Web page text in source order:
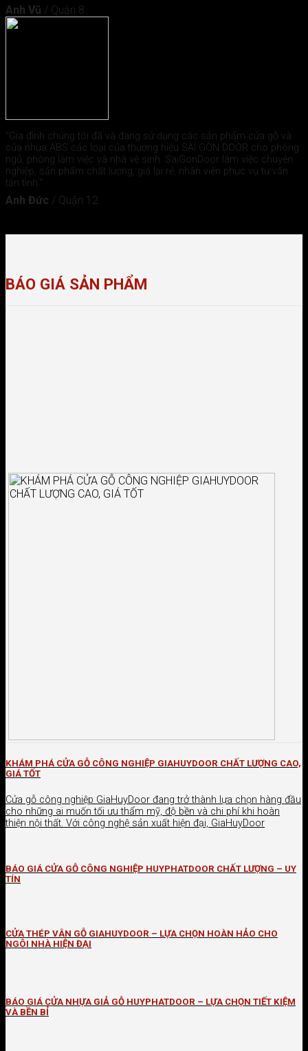
Anh Vũ / Quận 8
"Gia đình chúng tôi đã và đang sử dụng các sản phẩm cửa gỗ và
cửa nhựa ABS các loại của thương hiệu SÀI GÒN DOOR cho phòng
ngủ, phòng làm việc và nhà vệ sinh. SaiGonDoor làm việc chuyên
nghiệp, sản phẩm chất lượng, giá lại rẻ, nhân viên phục vụ tư vấn
tận tình."
Anh Đức / Quận 12
BÁO GIÁ SẢN PHẨM
KHÁM PHÁ CỬA GỖ CÔNG NGHIỆP GIAHUYDOOR CHẤT LƯỢNG CAO,
GIÁ TỐT
Cửa gỗ công nghiệp GiaHuyDoor đang trở thành lựa chọn hàng đầu
cho những ai muốn tối ưu thẩm mỹ, độ bền và chi phí khi hoàn
thiện nội thất. Với công nghệ sản xuất hiện đại, GiaHuyDoor
BÁO GIÁ CỬA GỖ CÔNG NGHIỆP HUYPHATDOOR CHẤT LƯỢNG – UY
TÍN
CỬA THÉP VÂN GỖ GIAHUYDOOR – LỰA CHỌN HOÀN HẢO CHO
NGÔI NHÀ HIỆN ĐẠI
BÁO GIÁ CỬA NHỰA GIẢ GỖ HUYPHATDOOR – LỰA CHỌN TIẾT KIỆM
VÀ BỀN BỈ